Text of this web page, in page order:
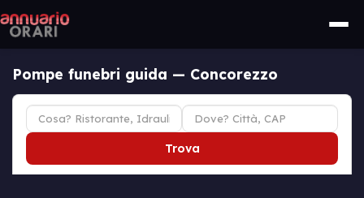
Pompe funebri guida — Concorezzo
Trova